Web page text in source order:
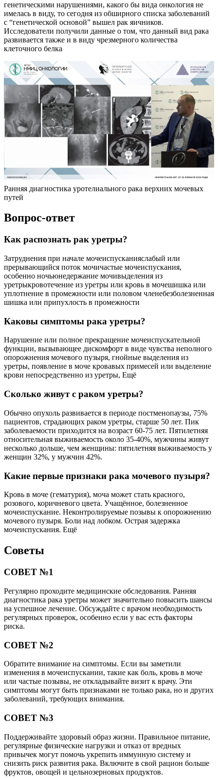
генетическими нарушениями, какого бы вида онкология не
имелась в виду, то сегодня из обширного списка заболеваний
с “генетической основой” вышел рак яичников.
Исследователи получили данные о том, что данный вид рака
развивается также и в виду чрезмерного количества
клеточного белка
Ранняя диагностика уротелиального рака верхних мочевых
путей
Вопрос-ответ
Как распознать рак уретры?
Затруднения при начале мочеиспусканияслабый или
прерывающийся поток мочичастые мочеиспускания,
особенно ночьюнедержание мочивыделения из
уретрыкровотечение из уретры или кровь в мочешишка или
уплотнение в промежности или половом членебезболезненная
шишка или припухлость в промежности
Каковы симптомы рака уретры?
Нарушение или полное прекращение мочеиспускательной
функции, вызывающее дискомфорт в виде чувства неполного
опорожнения мочевого пузыря, гнойные выделения из
уретры, появление в моче кровавых примесей или выделение
крови непосредственно из уретры, Ещё
Сколько живут с раком уретры?
Обычно опухоль развивается в периоде постменопаузы, 75%
пациентов, страдающих раком уретры, старше 50 лет. Пик
заболеваемости приходится на возраст 60-75 лет. Пятилетняя
относительная выживаемость около 35-40%, мужчины живут
несколько дольше, чем женщины: пятилетняя выживаемость у
женщин 32%, у мужчин 42%.
Какие первые признаки рака мочевого пузыря?
Кровь в моче (гематурия), моча может стать красного,
розового, коричневого цвета. Учащённое, болезненное
мочеиспускание. Неконтролируемые позывы к опорожнению
мочевого пузыря. Боли над лобком. Острая задержка
мочеиспускания. Ещё
Советы
СОВЕТ №1
Регулярно проходите медицинские обследования. Ранняя
диагностика рака уретры может значительно повысить шансы
на успешное лечение. Обсуждайте с врачом необходимость
регулярных проверок, особенно если у вас есть факторы
риска.
СОВЕТ №2
Обратите внимание на симптомы. Если вы заметили
изменения в мочеиспускании, такие как боль, кровь в моче
или частые позывы, не откладывайте визит к врачу. Эти
симптомы могут быть признаками не только рака, но и других
заболеваний, требующих внимания.
СОВЕТ №3
Поддерживайте здоровый образ жизни. Правильное питание,
регулярные физические нагрузки и отказ от вредных
привычек могут помочь укрепить иммунную систему и
снизить риск развития рака. Включите в свой рацион больше
фруктов, овощей и цельнозерновых продуктов.